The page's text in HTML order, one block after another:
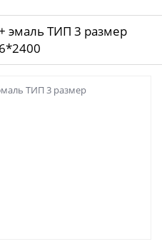
эмаль ТИП 3 размер